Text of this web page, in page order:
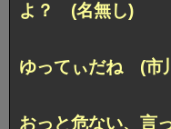
よ？ (名無し)
ゆってぃだね (市
おっと危ない、言